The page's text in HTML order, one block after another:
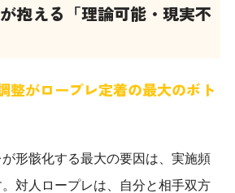
抱える「理論可能・現実不
整がロープレ定着の最大のボト
形骸化する最大の要因は、実施頻
対人ロープレは、自分と相手双方